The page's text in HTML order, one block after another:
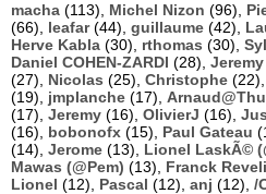
macha (113), Michel Nizon (96),
(66), leafar(44), guillaume (42),
Herve Kabla (30), rthomas (30),
Daniel COHEN-ZARDI (28),
(27), Nicolas (25), Christophe (22),
(19), jmplanche (17),
(17), Jeremy (16), OlivierJ (16),
(16), bobonofx (15), Paul Gateau
(14), Jerome (13), Lionel LaskÃ©
Mawas (@Pem) (13), Franck
Lionel (12), Pascal (12), anj (12), /